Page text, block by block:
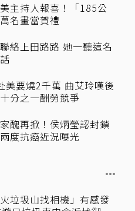
美主持人報喜！「185公
名畫當賀禮
絡上田路路 她一聽這名
美要燒2千萬 曲艾玲嘆後
分之一酬勞競爭
醜再掀！侯炳瑩認封鎖
度抗癌近況曝光
垃圾山找相機」有感發